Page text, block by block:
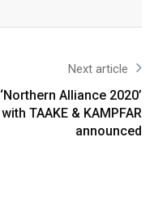
Next article
‘Northern Alliance 2020’
with TAAKE & KAMPFAR
announced